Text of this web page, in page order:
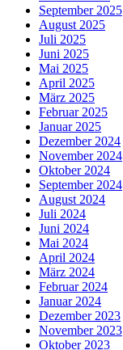
September 2025
August 2025
Juli 2025
Juni 2025
Mai 2025
April 2025
März 2025
Februar 2025
Januar 2025
Dezember 2024
November 2024
Oktober 2024
September 2024
August 2024
Juli 2024
Juni 2024
Mai 2024
April 2024
März 2024
Februar 2024
Januar 2024
Dezember 2023
November 2023
Oktober 2023